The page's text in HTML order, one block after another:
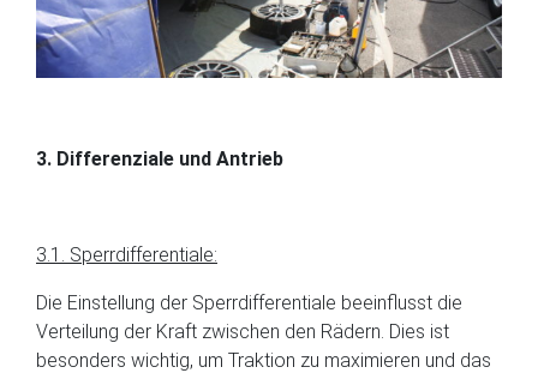
3. Differenziale und Antrieb
3.1. Sperrdifferentiale:
Die Einstellung der Sperrdifferentiale beeinflusst die
Verteilung der Kraft zwischen den Rädern. Dies ist
besonders wichtig, um Traktion zu maximieren und das